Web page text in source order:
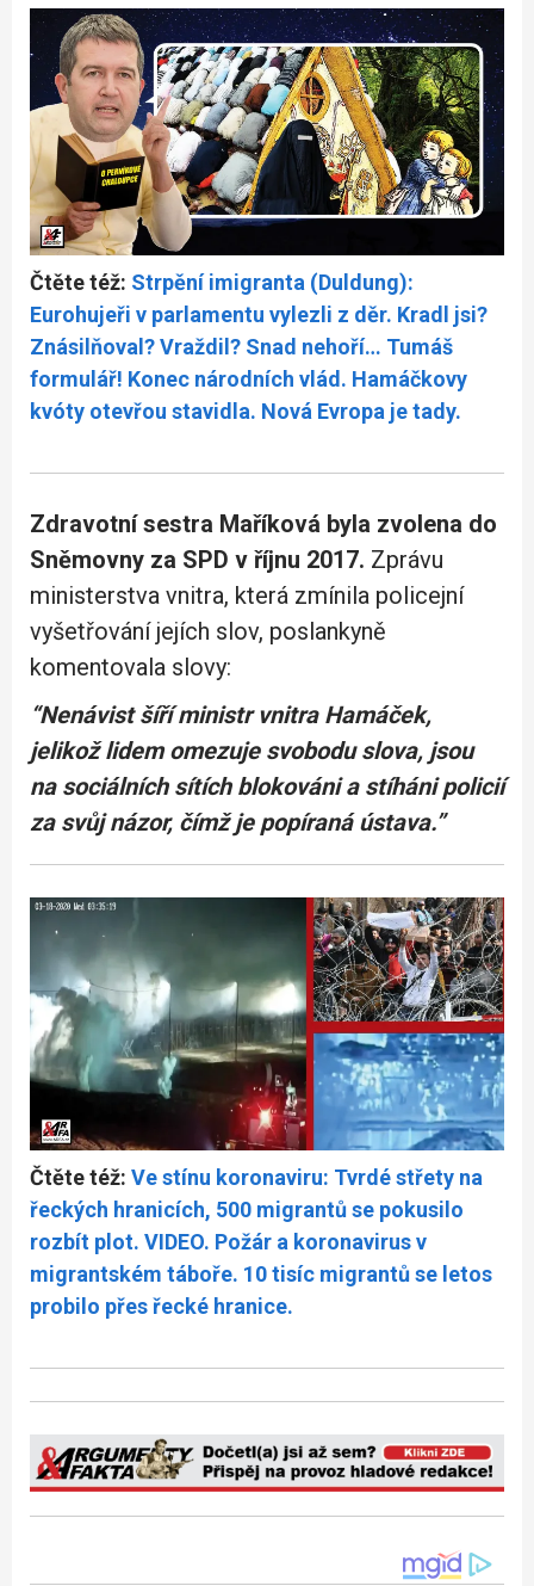
Čtěte též: Strpění imigranta (Duldung):
Eurohujeři v parlamentu vylezli z děr. Kradl jsi?
Znásilňoval? Vraždil? Snad nehoří… Tumáš
formulář! Konec národních vlád. Hamáčkovy
kvóty otevřou stavidla. Nová Evropa je tady.
Zdravotní sestra Maříková byla zvolena do
Sněmovny za SPD v říjnu 2017. Zprávu
ministerstva vnitra, která zmínila policejní
vyšetřování jejích slov, poslankyně
komentovala slovy:
“Nenávist šíří ministr vnitra Hamáček,
jelikož lidem omezuje svobodu slova, jsou
na sociálních sítích blokováni a stíháni policií
za svůj názor, čímž je popíraná ústava.”
Čtěte též: Ve stínu koronaviru: Tvrdé střety na
řeckých hranicích, 500 migrantů se pokusilo
rozbít plot. VIDEO. Požár a koronavirus v
migrantském táboře. 10 tisíc migrantů se letos
probilo přes řecké hranice.